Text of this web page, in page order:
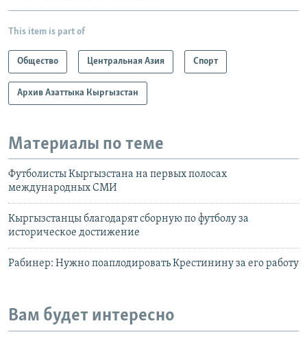
This item is part of
Общество Центральная Азия Спорт
Архив Азаттыка Кыргызстан
Материалы по теме
Футболисты Кыргызстана на первых полосах
международных СМИ
Кыргызстанцы благодарят сборную по футболу за
историческое достижение
Рабинер: Нужно поаплодировать Крестинину за его работу
Вам будет интересно